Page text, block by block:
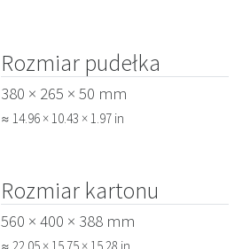
Rozmiar pudełka
380 × 265 × 50 mm
≈ 14.96 × 10.43 × 1.97 in
Rozmiar kartonu
560 × 400 × 388 mm